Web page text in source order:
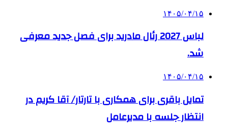
۱۴۰۵/۰۴/۱۵
لباس 2027 رئال مادرید برای فصل جدید معرفی
شد.
۱۴۰۵/۰۴/۱۵
تمایل باقری برای همکاری با تارتار/ آقا کریم در
انتظار جلسه با مدیرعامل